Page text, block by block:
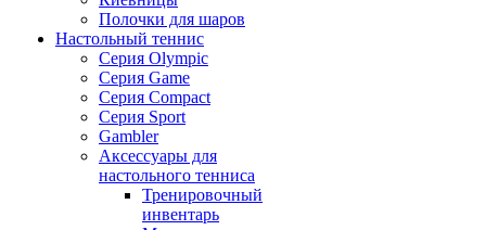
Полочки для шаров
Настольный теннис
Серия Olympic
Серия Game
Серия Compact
Серия Sport
Gambler
Аксессуары для
настольного тенниса
Тренировочный
инвентарь